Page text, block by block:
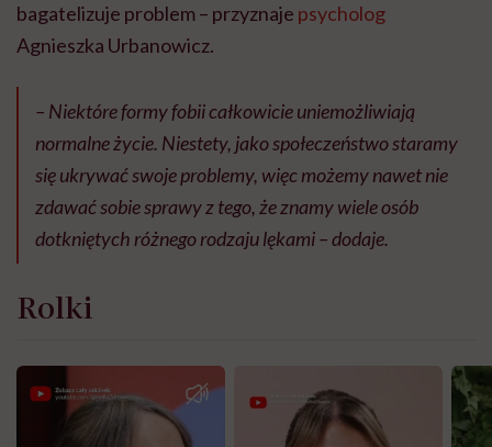
bagatelizuje problem – przyznaje psycholog
Agnieszka Urbanowicz.
– Niektóre formy fobii całkowicie uniemożliwiają
normalne życie. Niestety, jako społeczeństwo staramy
się ukrywać swoje problemy, więc możemy nawet nie
zdawać sobie sprawy z tego, że znamy wiele osób
dotkniętych różnego rodzaju lękami – dodaje.
Rolki